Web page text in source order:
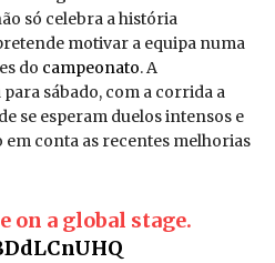
só celebra a história
motivar a equipa numa
do campeonato. A
sábado, com a corrida a
se esperam duelos intensos e
em conta as recentes melhorias
on a global stage.